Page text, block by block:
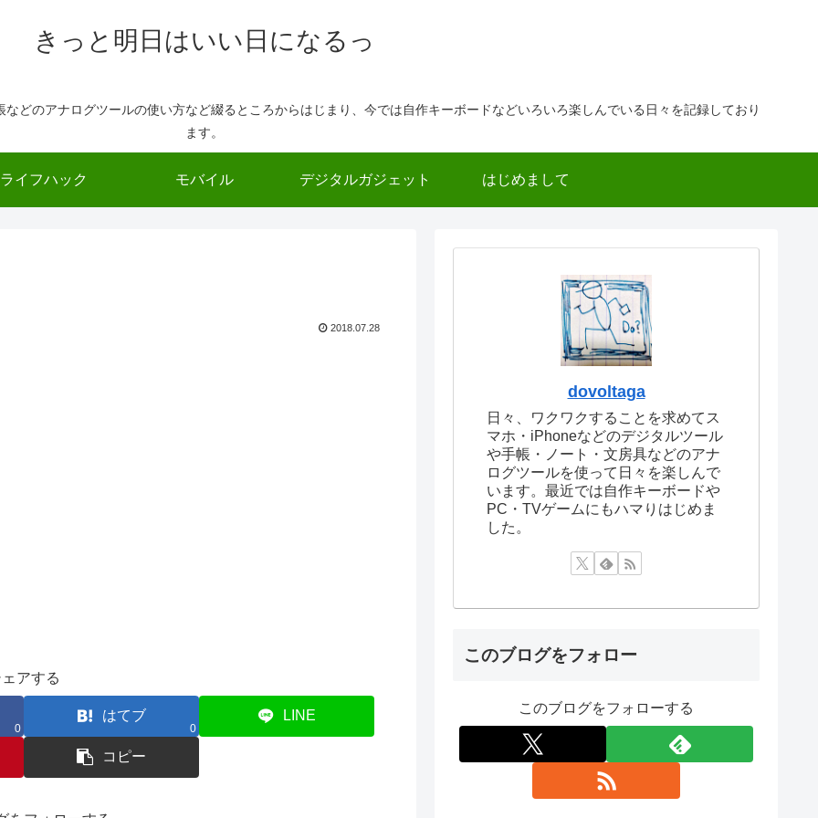
きっと明日はいい日になるっ
どのアナログツールの使い方など綴るところからはじまり、今では自作キーボードなどいろいろ楽しんでいる日々を記録しており
ます。
ライフハック モバイル デジタルガジェット はじめまして
2018.07.28
アする
0
はてブ
0
LINE
コピー
dovoltaga
日々、ワクワクすることを求めてス
マホ・iPhoneなどのデジタルツール
や手帳・ノート・文房具などのアナ
ログツールを使って日々を楽しんで
います。最近では自作キーボードや
PC・TVゲームにもハマりはじめま
した。
このブログをフォロー
このブログをフォローする